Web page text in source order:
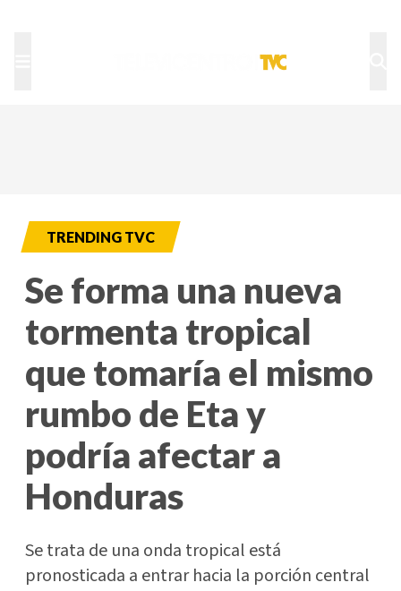
TRENDING TVC
Se forma una nueva
tormenta tropical
que tomaría el mismo
rumbo de Eta y
podría afectar a
Honduras
Se trata de una onda tropical está
pronosticada a entrar hacia la porción central